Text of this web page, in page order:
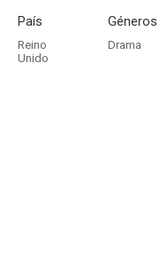
País
Reino
Unido
Géneros
Drama